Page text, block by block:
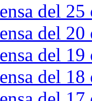
del
del
del
del